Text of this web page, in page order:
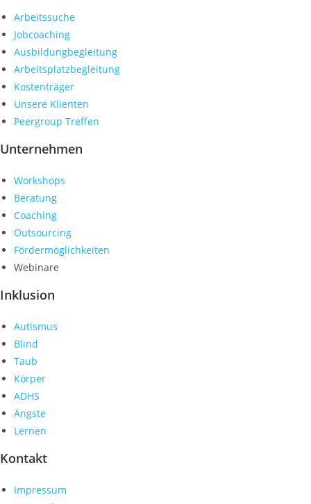
Arbeitssuche
Jobcoaching
Ausbildungbegleitung
Arbeitsplatzbegleitung
Kostenträger
Unsere Klienten
Peergroup Treffen
Unternehmen
Workshops
Beratung
Coaching
Outsourcing
Fördermöglichkeiten
Webinare
Inklusion
Autismus
Blind
Taub
Körper
ADHS
Ängste
Lernen
Kontakt
Impressum